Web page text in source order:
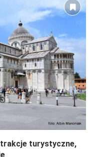
turystyczne,